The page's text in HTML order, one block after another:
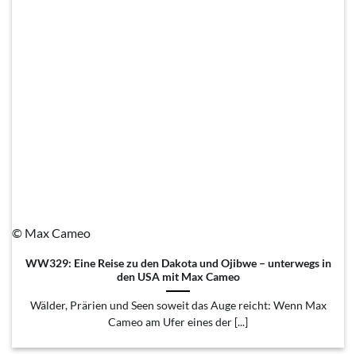
© Max Cameo
WW329: Eine Reise zu den Dakota und Ojibwe – unterwegs in
den USA mit Max Cameo
Wälder, Prärien und Seen soweit das Auge reicht: Wenn Max
Cameo am Ufer eines der [...]